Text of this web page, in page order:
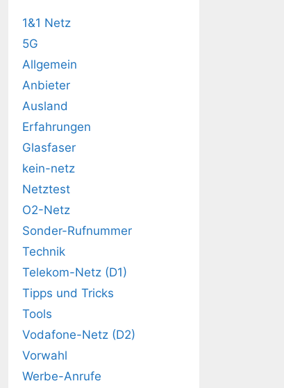
1&1 Netz
5G
Allgemein
Anbieter
Ausland
Erfahrungen
Glasfaser
kein-netz
Netztest
O2-Netz
Sonder-Rufnummer
Technik
Telekom-Netz (D1)
Tipps und Tricks
Tools
Vodafone-Netz (D2)
Vorwahl
Werbe-Anrufe